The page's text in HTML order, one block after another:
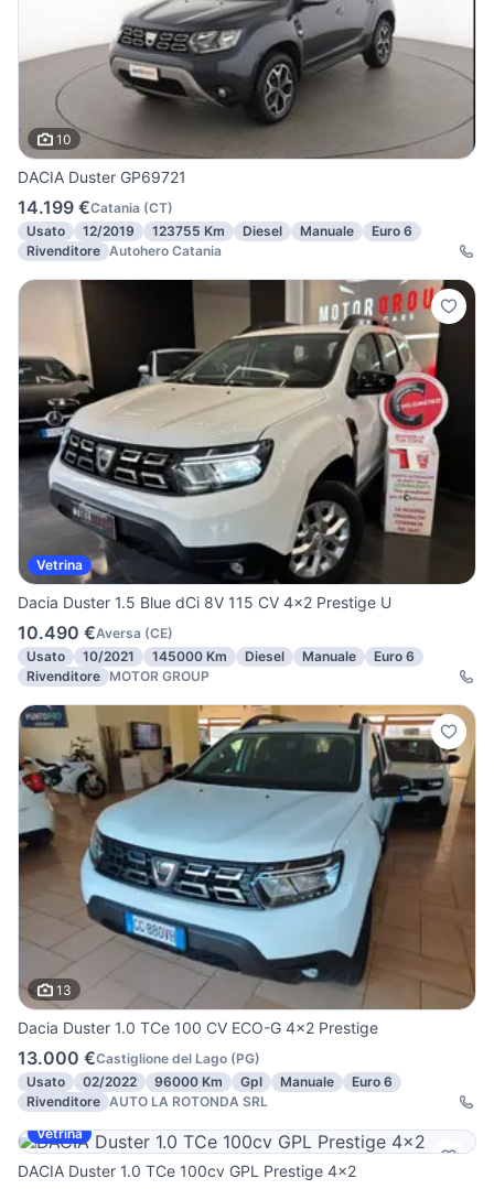
10
DACIA Duster GP69721
14.199 €Catania (CT)
Usato
12/2019 123755 Km Diesel Manuale
Euro 6
Rivenditore Autohero Catania
Vetrina
Dacia Duster 1.5 Blue dCi 8V 115 CV 4x2 Prestige U
10.490 €Aversa (CE)
Usato
10/2021 145000 Km Diesel Manuale
Euro 6
Rivenditore MOTOR GROUP
13
Dacia Duster 1.0 TCe 100 CV ECO-G 4x2 Prestige
13.000 €Castiglione del Lago (PG)
Usato
02/2022 96000 Km Gpl Manuale
Euro 6
Rivenditore AUTO LA ROTONDA SRL
Vetrina
DACIA Duster 1.0 TCe 100cv GPL Prestige 4x2